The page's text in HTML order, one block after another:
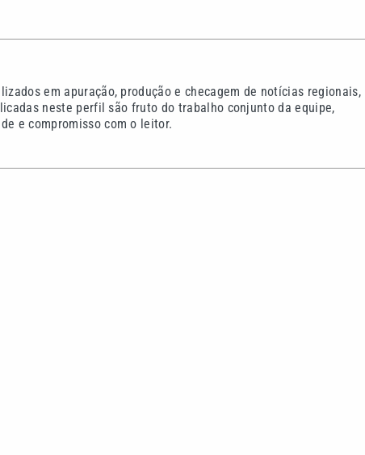
em apuração, produção e checagem de notícias regionais,
neste perfil são fruto do trabalho conjunto da equipe,
e compromisso com o leitor.